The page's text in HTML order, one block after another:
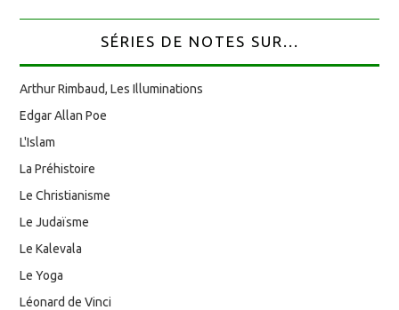
SÉRIES DE NOTES SUR...
Arthur Rimbaud, Les Illuminations
Edgar Allan Poe
L'Islam
La Préhistoire
Le Christianisme
Le Judaïsme
Le Kalevala
Le Yoga
Léonard de Vinci